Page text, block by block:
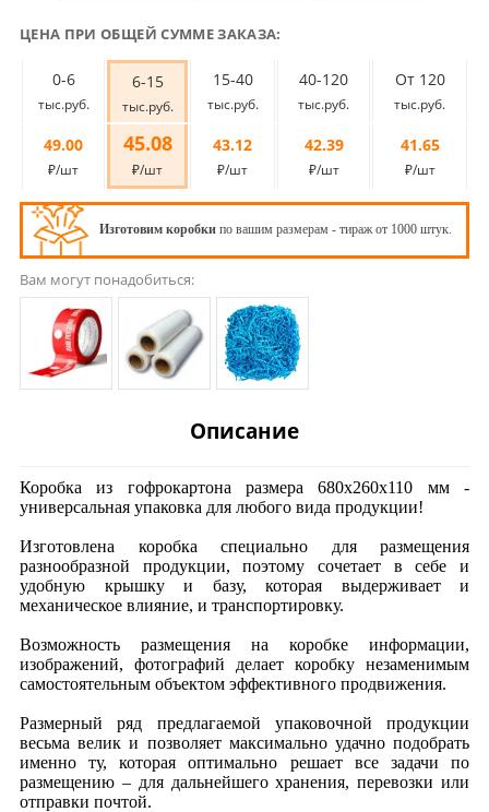
ЦЕНА ПРИ ОБЩЕЙ СУММЕ ЗАКАЗА:
0-6
тыс.руб.
6-15
тыс.руб.
15-40
тыс.руб.
40-120
тыс.руб.
От 120
тыс.руб.
49.00
₽/шт
45.08
₽/шт
43.12
₽/шт
42.39
₽/шт
41.65
₽/шт
Изготовим коробки по вашим размерам - тираж от 1000 штук.
Вам могут понадобиться:
Описание
Коробка из гофрокартона размера 680х260х110 мм -
универсальная упаковка для любого вида продукции!
Изготовлена коробка специально для размещения
разнообразной продукции, поэтому сочетает в себе и
удобную крышку и базу, которая выдерживает и
механическое влияние, и транспортировку.
Возможность размещения на коробке информации,
изображений, фотографий делает коробку незаменимым
самостоятельным объектом эффективного продвижения.
Размерный ряд предлагаемой упаковочной продукции
весьма велик и позволяет максимально удачно подобрать
именно ту, которая оптимально решает все задачи по
размещению – для дальнейшего хранения, перевозки или
отправки почтой.